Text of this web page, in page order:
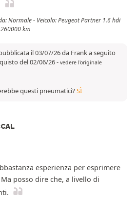
Normale - Veicolo: Peugeot Partner 1.6 hdi
km
il 03/07/26 da Frank a seguito
del 02/06/26- vedere l'originale
questi pneumatici?SÌ
esperienza per esprimere
posso dire che, a livello di